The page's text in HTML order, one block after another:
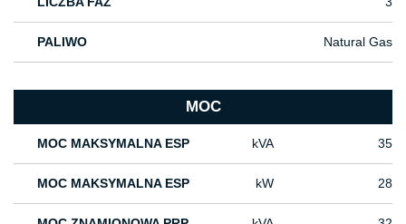
PALIWO Natural Gas
MOC
MOC MAKSYMALNA ESP kVA 35
MOC MAKSYMALNA ESP kW 28